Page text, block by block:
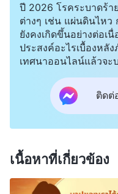
เป็นพระวจนะของพร
บริสุทธิ์ไหม? พระวิญ
ไหม? แทนจะไม่เลย!
จักรทั้งหลายส่วนใหญ่
ศาสนาและโรงเรียน
ศาสนศาสตร์ ด้วยประ
มอบหมายให้นำทางผู้
พรสวรรค์และมีวาทศิ
ผู้นำระดับสูงจึงแนะนำ
นักบวชในโลกศาสนา
ปี 2026 โรคระบาดร้า
ต่างๆ เช่น แผ่นดินไหว
ยังคงเกิดขึ้นอย่างต่อเ
ประสงค์อะไรเบื้องหลั
เทศนาออนไลน์แล้วจ
ติดต่
เนื้อหาที่เกี่ยวข้อง